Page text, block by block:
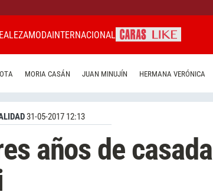
MODAINTERNACIONAL
MORIA CASÁN JUAN MINUJÍN HERMANA VERÓNICA
31-05-2017 12:13
años de casada